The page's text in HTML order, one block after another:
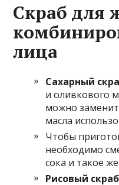
Скраб для
лица
Сахарный
и оливкового
можно
масла
Чтобы
необходимо
сока и такое
Рисовый скраб